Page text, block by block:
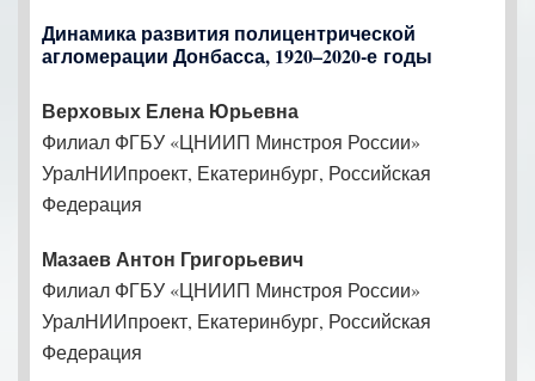
Динамика развития полицентрической
агломерации Донбасса, 1920–2020‑е годы
Верховых Елена Юрьевна
Филиал ФГБУ «ЦНИИП Минстроя России»
УралНИИпроект, Екатеринбург, Российская
Федерация
Мазаев Антон Григорьевич
Филиал ФГБУ «ЦНИИП Минстроя России»
УралНИИпроект, Екатеринбург, Российская
Федерация